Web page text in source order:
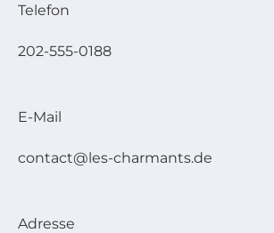
Telefon
202-555-0188
E-Mail
contact@les-charmants.de
Adresse